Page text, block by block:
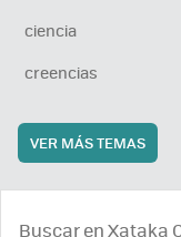
ciencia
creencias
VER MÁS TEMAS